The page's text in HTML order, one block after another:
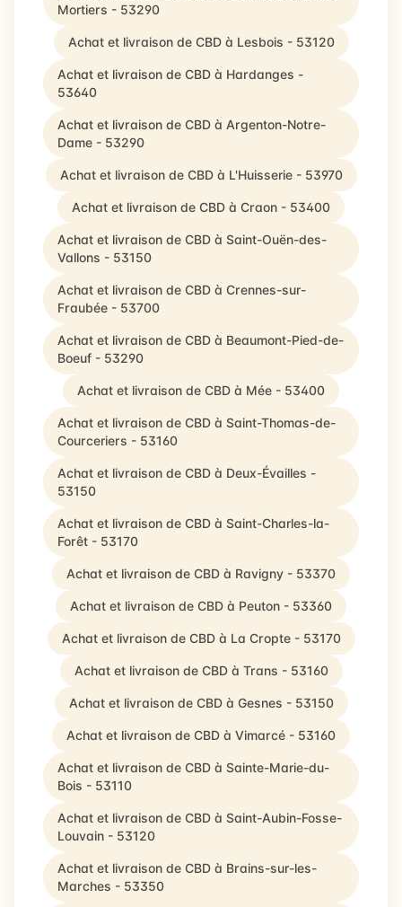
Mortiers - 53290
Achat et livraison de CBD à Lesbois - 53120
Achat et livraison de CBD à Hardanges -
53640
Achat et livraison de CBD à Argenton-Notre-
Dame - 53290
Achat et livraison de CBD à L'Huisserie - 53970
Achat et livraison de CBD à Craon - 53400
Achat et livraison de CBD à Saint-Ouën-des-
Vallons - 53150
Achat et livraison de CBD à Crennes-sur-
Fraubée - 53700
Achat et livraison de CBD à Beaumont-Pied-de-
Boeuf - 53290
Achat et livraison de CBD à Mée - 53400
Achat et livraison de CBD à Saint-Thomas-de-
Courceriers - 53160
Achat et livraison de CBD à Deux-Évailles -
53150
Achat et livraison de CBD à Saint-Charles-la-
Forêt - 53170
Achat et livraison de CBD à Ravigny - 53370
Achat et livraison de CBD à Peuton - 53360
Achat et livraison de CBD à La Cropte - 53170
Achat et livraison de CBD à Trans - 53160
Achat et livraison de CBD à Gesnes - 53150
Achat et livraison de CBD à Vimarcé - 53160
Achat et livraison de CBD à Sainte-Marie-du-
Bois - 53110
Achat et livraison de CBD à Saint-Aubin-Fosse-
Louvain - 53120
Achat et livraison de CBD à Brains-sur-les-
Marches - 53350